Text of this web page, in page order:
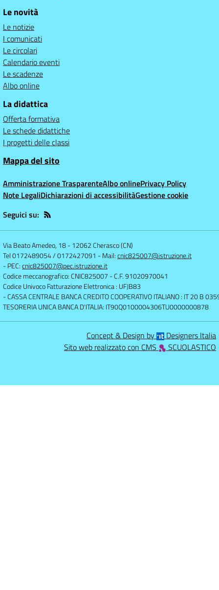
Le novità
Le notizie
I comunicati
Le circolari
Calendario eventi
Le scadenze
Albo online
La didattica
Offerta formativa
Le schede didattiche
I progetti delle classi
Mappa del sito
Amministrazione TrasparenteAlbo onlinePrivacy Policy
Note LegaliDichiarazioni di accessibilitàGestione cookie
Seguici su:
Via Beato Amedeo, 18-12062 Cherasco (CN)
Tel 0172489054 / 0172427091 - Mail:cnic825007@istruzione.it
- PEC:cnic825007@pec.istruzione.it
Codice meccanografico: CNIC825007 - C.F. 91020970041
Codice Univoco Fatturazione Elettronica : UFJB83
- CASSA CENTRALE BANCA CREDITO COOPERATIVO ITALIANO : IT 20 B
TESORERIA UNICA BANCA D'ITALIA: IT90Q0100004306TU0000000878
Concept & Design by
Designers Italia
Sito web realizzato con CMS
SCUOLASTICO